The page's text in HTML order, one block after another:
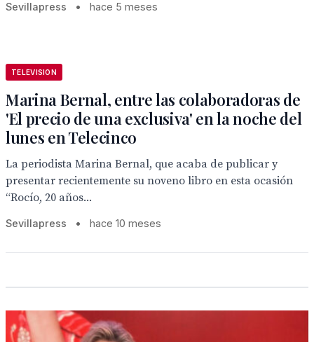
Sevillapress • hace 5 meses
TELEVISION
Marina Bernal, entre las colaboradoras de
'El precio de una exclusiva' en la noche del
lunes en Telecinco
La periodista Marina Bernal, que acaba de publicar y
presentar recientemente su noveno libro en esta ocasión
“Rocío, 20 años...
Sevillapress • hace 10 meses